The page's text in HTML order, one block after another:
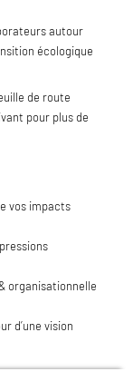
autour
écologique
de route
pour plus de
vos impacts
organisationnelle
d’une vision